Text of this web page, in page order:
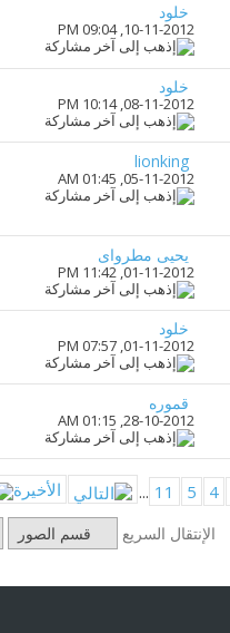
خلود
10-11-2012,
09:04 PM
خلود
08-11-2012,
10:14 PM
lionking
05-11-2012,
01:45 AM
يحيى مطرواى
01-11-2012,
11:42 PM
خلود
01-11-2012,
07:57 PM
قموره
28-10-2012,
01:15 AM
4
5
11
... الأخيرة
الإنتقال السريع قسم الصور